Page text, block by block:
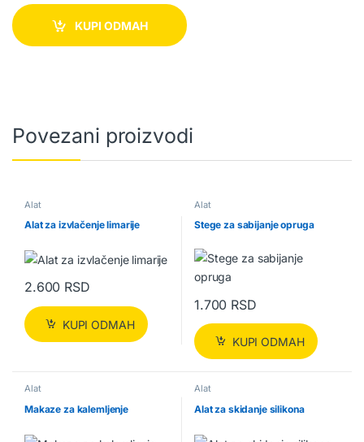
KUPI ODMAH
Povezani proizvodi
Alat
Alat za izvlačenje limarije
2.600 RSD
KUPI ODMAH
Alat
Stege za sabijanje opruga
1.700 RSD
KUPI ODMAH
Alat
Makaze za kalemljenje
Alat
Alat za skidanje silikona